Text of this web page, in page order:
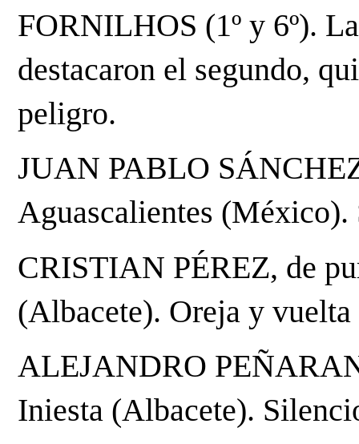
FORNILHOS (1º y 6º).
destacaron el segundo,
peligro.
JUAN PABLO
Aguascalientes (México).
CRISTIAN PÉREZ, de
(Albacete). Oreja y vuelta
ALEJANDRO
Iniesta (Albacete).